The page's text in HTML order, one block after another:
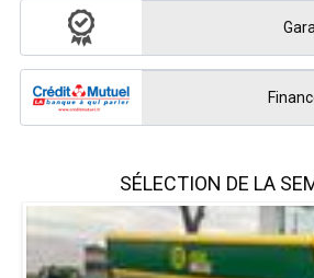
SÉLECTION DE LA